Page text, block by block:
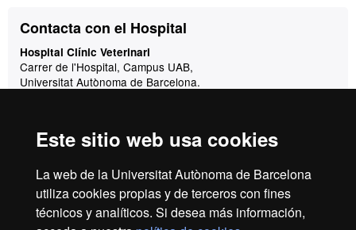
Este sitio web usa cookies
La web de la Universitat Autònoma de Barcelona
utiliza cookies propias y de terceros con fines
técnicos y analíticos. Si desea más información,
Contacto
Contacta con el Hospital
Hospital Clínic Veterinari
Carrer de l'Hospital, Campus UAB,
Universitat Autònoma de Barcelona.
Correo:hcv@uab.cat
De lunes a viernes, de 9 a 20h:
93 581 18 94
De lunes a viernes de 20 a 9h y fines de semana: